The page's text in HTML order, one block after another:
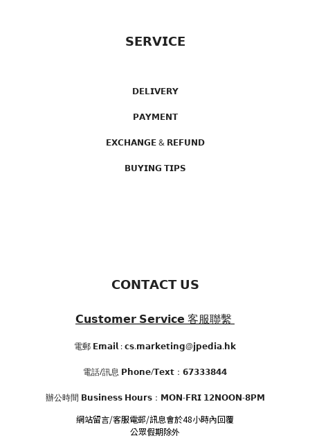
𝗦𝗘𝗥𝗩𝗜𝗖𝗘
𝗗𝗘𝗟𝗜𝗩𝗘𝗥𝗬
𝗣𝗔𝗬𝗠𝗘𝗡𝗧
𝗘𝗫𝗖𝗛𝗔𝗡𝗚𝗘 & 𝗥𝗘𝗙𝗨𝗡𝗗
𝗕𝗨𝗬𝗜𝗡𝗚 𝗧𝗜𝗣𝗦
𝗖𝗢𝗡𝗧𝗔𝗖𝗧 𝗨𝗦
𝗖𝘂𝘀𝘁𝗼𝗺𝗲𝗿 𝗦𝗲𝗿𝘃𝗶𝗰𝗲 客服聯繫
電郵 𝗘𝗺𝗮𝗶𝗹 : 𝗰𝘀.𝗺𝗮𝗿𝗸𝗲𝘁𝗶𝗻𝗴@𝗷𝗽𝗲𝗱𝗶𝗮.𝗵𝗸
電話/訊息 𝗣𝗵𝗼𝗻𝗲/𝗧𝗲𝘅𝘁：𝟲𝟳𝟯𝟯𝟯𝟴𝟰𝟰
辦公時間 𝗕𝘂𝘀𝗶𝗻𝗲𝘀𝘀 𝗛𝗼𝘂𝗿𝘀：𝗠𝗢𝗡-𝗙𝗥𝗜 𝟭𝟮𝗡𝗢𝗢𝗡-𝟴𝗣𝗠
網站留言/客服電郵/訊息會於48小時內回覆
公眾假期除外